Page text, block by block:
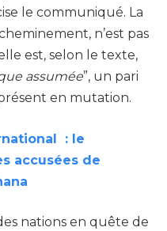
le communiqué. La
n’est pas
est, selon le texte,
assumée”, un pari
en mutation.
: le
accusées de
nations en quête de